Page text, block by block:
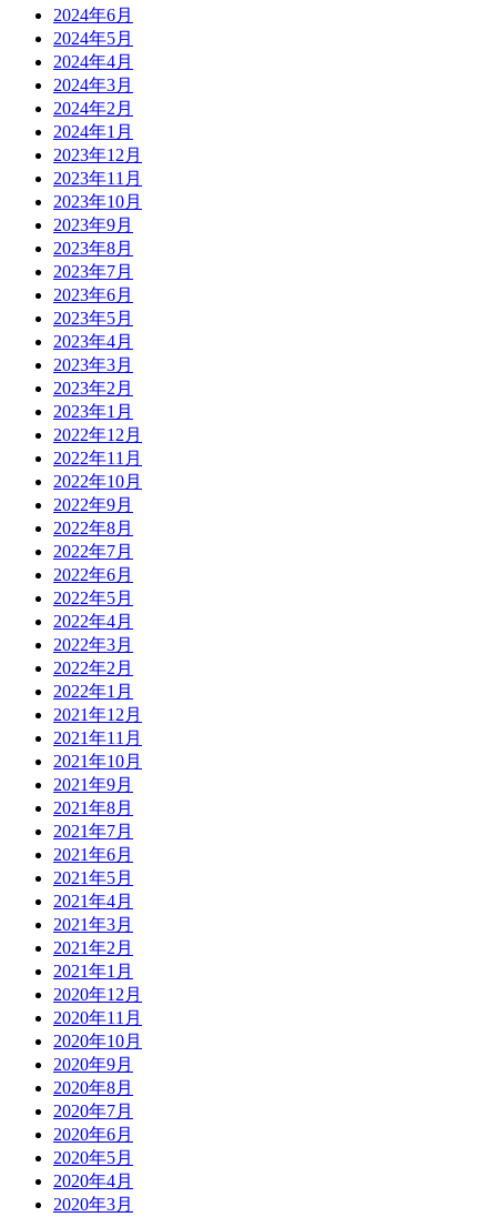
2024年6月
2024年5月
2024年4月
2024年3月
2024年2月
2024年1月
2023年12月
2023年11月
2023年10月
2023年9月
2023年8月
2023年7月
2023年6月
2023年5月
2023年4月
2023年3月
2023年2月
2023年1月
2022年12月
2022年11月
2022年10月
2022年9月
2022年8月
2022年7月
2022年6月
2022年5月
2022年4月
2022年3月
2022年2月
2022年1月
2021年12月
2021年11月
2021年10月
2021年9月
2021年8月
2021年7月
2021年6月
2021年5月
2021年4月
2021年3月
2021年2月
2021年1月
2020年12月
2020年11月
2020年10月
2020年9月
2020年8月
2020年7月
2020年6月
2020年5月
2020年4月
2020年3月